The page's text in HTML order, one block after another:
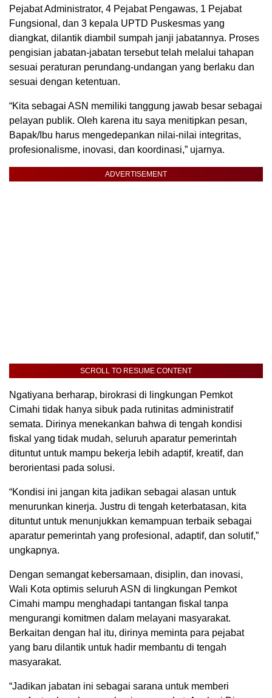
Pejabat Administrator, 4 Pejabat Pengawas, 1 Pejabat
Fungsional, dan 3 kepala UPTD Puskesmas yang
diangkat, dilantik diambil sumpah janji jabatannya. Proses
pengisian jabatan-jabatan tersebut telah melalui tahapan
sesuai peraturan perundang-undangan yang berlaku dan
sesuai dengan ketentuan.
“Kita sebagai ASN memiliki tanggung jawab besar sebagai
pelayan publik. Oleh karena itu saya menitipkan pesan,
Bapak/Ibu harus mengedepankan nilai-nilai integritas,
profesionalisme, inovasi, dan koordinasi,” ujarnya.
ADVERTISEMENT
SCROLL TO RESUME CONTENT
Ngatiyana berharap, birokrasi di lingkungan Pemkot
Cimahi tidak hanya sibuk pada rutinitas administratif
semata. Dirinya menekankan bahwa di tengah kondisi
fiskal yang tidak mudah, seluruh aparatur pemerintah
dituntut untuk mampu bekerja lebih adaptif, kreatif, dan
berorientasi pada solusi.
“Kondisi ini jangan kita jadikan sebagai alasan untuk
menurunkan kinerja. Justru di tengah keterbatasan, kita
dituntut untuk menunjukkan kemampuan terbaik sebagai
aparatur pemerintah yang profesional, adaptif, dan solutif,”
ungkapnya.
Dengan semangat kebersamaan, disiplin, dan inovasi,
Wali Kota optimis seluruh ASN di lingkungan Pemkot
Cimahi mampu menghadapi tantangan fiskal tanpa
mengurangi komitmen dalam melayani masyarakat.
Berkaitan dengan hal itu, dirinya meminta para pejabat
yang baru dilantik untuk hadir membantu di tengah
masyarakat.
“Jadikan jabatan ini sebagai sarana untuk memberi